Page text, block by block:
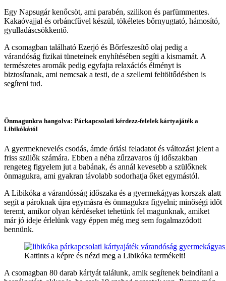
Egy Napsugár kenőcsöt, ami parabén, szilikon és parfümmentes.
Kakaóvajjal és orbáncfűvel készül, tökéletes bőrnyugtató, hámosító,
gyulladáscsökkentő.
A csomagban található Ezerjó és Bőrfeszesítő olaj pedig a
várandóság fizikai tüneteinek enyhítésében segíti a kismamát. A
természetes aromák pedig egyfajta relaxációs élményt is
biztosítanak, ami nemcsak a testi, de a szellemi feltöltődésben is
segíteni tud.
Önmagunkra hangolva: Párkapcsolati kérdezz-felelek kártyajáték a
Libikókától
A gyermeknevelés csodás, ámde óriási feladatot és változást jelent a
friss szülők számára. Ebben a néha zűrzavaros új időszakban
rengeteg figyelem jut a babának, és annál kevesebb a szülőknek
önmagukra, ami gyakran távolabb sodorhatja őket egymástól.
A Libikóka a várandósság időszaka és a gyermekágyas korszak alatt
segít a pároknak újra egymásra és önmagukra figyelni; minőségi időt
teremt, amikor olyan kérdéseket tehetünk fel magunknak, amiket
már jó ideje érlelünk vagy éppen még meg sem fogalmazódott
bennünk.
Kattints a képre és nézd meg a Libikóka termékeit!
A csomagban 80 darab kártyát találunk, amik segítenek beindítani a